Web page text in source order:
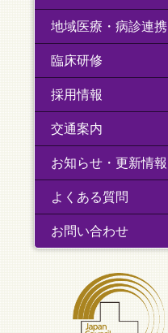
地域医療・病診連携
臨床研修
採用情報
交通案内
お知らせ・更新情報
よくある質問
お問い合わせ